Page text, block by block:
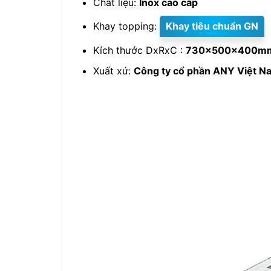
Khay topping:
Khay tiêu chuẩn GN
Kích thước DxRxC :
Xuất xứ: Công ty cổ phần ANY Việt